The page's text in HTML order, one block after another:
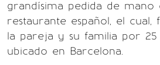
grandísima pedida de mano
restaurante español, el
la pareja y su familia por 25
ubicado en Barcelona.